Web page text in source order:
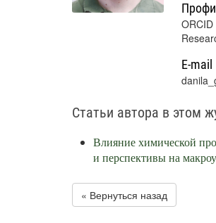
E-mail
Статьи автора в этом
Влияние химической
и перспективы на
« Вернуться назад